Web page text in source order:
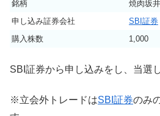
銘柄
焼肉坂
申し込み証券会社
SBI証券
購入株数
1,000
SBI証券から申し込みをし、当選
※立会外トレードはSBI証券のみ